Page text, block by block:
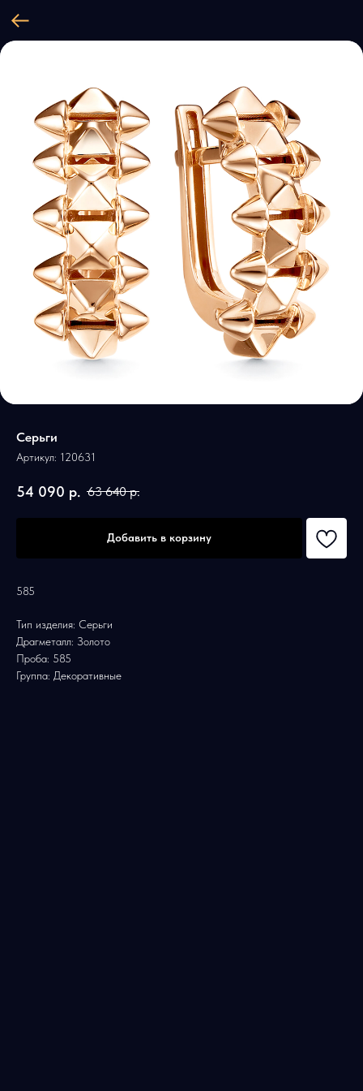
Серьги
Артикул: 120631
54 090 р. 63 640 р.
Добавить в корзину
585
Тип изделия: Серьги
Драгметалл: Золото
Проба: 585
Группа: Декоративные